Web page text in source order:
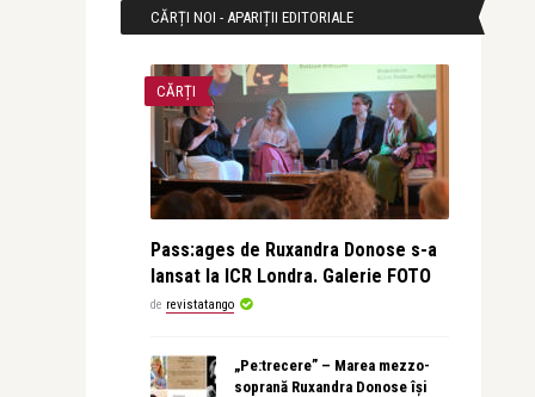
CĂRȚI NOI - APARIȚII EDITORIALE
CĂRȚI
Pass:ages de Ruxandra Donose s-a
lansat la ICR Londra. Galerie FOTO
de revistatango
„Pe:trecere” – Marea mezzo-
soprană Ruxandra Donose își